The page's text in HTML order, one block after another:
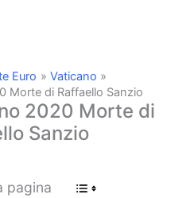
Euro
Vaticano
Morte di Raffaello Sanzio
2020 Morte di
Sanzio
pagina